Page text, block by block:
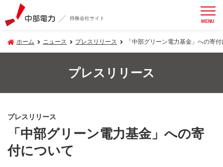
持株会社サイト MENU
ホーム ニュース プレスリリース 「中部グリーン電力基金」への寄
プレスリリース
プレスリリース
「中部グリーン電力基金」への寄
付について